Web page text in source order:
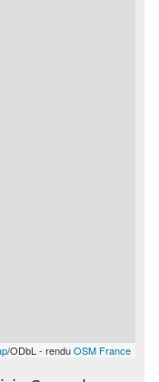
/ODbL - renduOSM France